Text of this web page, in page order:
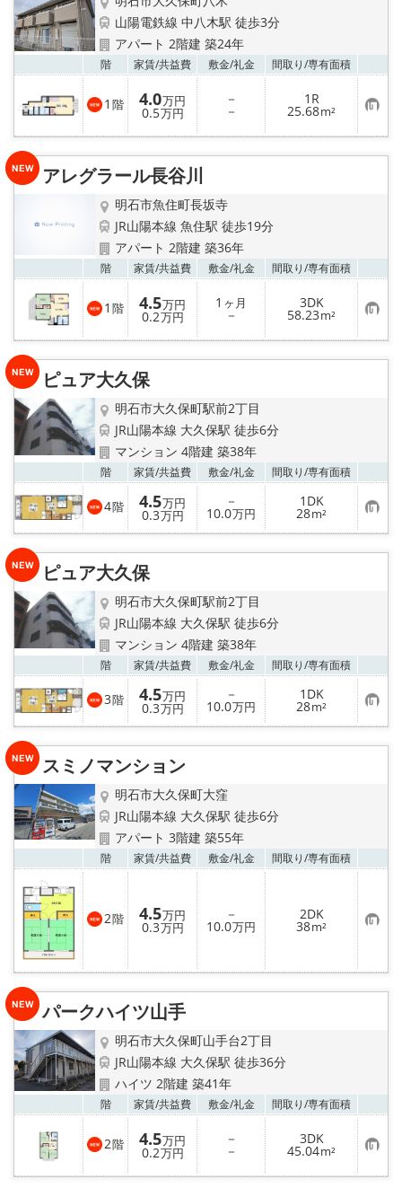
山陽電鉄線 中八木駅 徒歩3分
アパート 2階建 築24年
階 家賃/共益費 敷金/礼金 間取り/専有面積
1 階 4.0万円
0.5万円
－
－
1R
25.68m² お
気
に
り
アレグラール長谷川
明石市魚住町長坂寺
JR山陽本線 魚住駅 徒歩19分
アパート 2階建 築36年
階 家賃/共益費 敷金/礼金 間取り/専有面積
1 階 4.5万円
0.2万円
1 ヶ月
－
3DK
58.23m² お
気
に
り
ピュア大久保
明石市大久保町駅前2丁目
JR山陽本線 大久保駅 徒歩6分
マンション 4階建 築38年
階 家賃/共益費 敷金/礼金 間取り/専有面積
4階 4.5万円
0.3万円
－
10.0万円
1DK
28m² お
気
に
入
ピュア大久保
明石市大久保町駅前2丁目
JR山陽本線 大久保駅 徒歩6分
マンション 4階建 築38年
階 家賃/共益費 敷金/礼金 間取り/専有面積
3階 4.5万円
0.3万円
－
10.0万円
1DK
28m² お
気
に
入
スミノマンション
明石市大久保町大窪
JR山陽本線 大久保駅 徒歩6分
アパート 3階建 築55年
階 家賃/共益費 敷金/礼金 間取り/専有面積
2階 4.5万円
0.3万円
－
10.0万円
2DK
38m² お
気
に
入
り
登
パークハイツ山手
明石市大久保町山手台2丁目
JR山陽本線 大久保駅 徒歩36分
ハイツ 2階建 築41年
階 家賃/共益費 敷金/礼金 間取り/専有面積
2階 4.5万円
0.2万円
－
－
3DK
45.04m² お
気
に